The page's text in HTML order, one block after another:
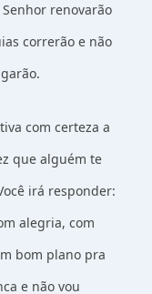
renovarão
correrão e não
com certeza a
que alguém te
irá responder:
alegria, com
bom plano pra
e não vou